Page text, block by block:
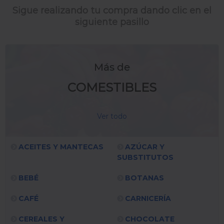
Más de
COMESTIBLES
Ver todo
ACEITES Y MANTECAS
AZÚCAR Y
SUBSTITUTOS
BEBÉ BOTANAS
CAFÉ CARNICERÍA
CEREALES Y
CHOCOLATE